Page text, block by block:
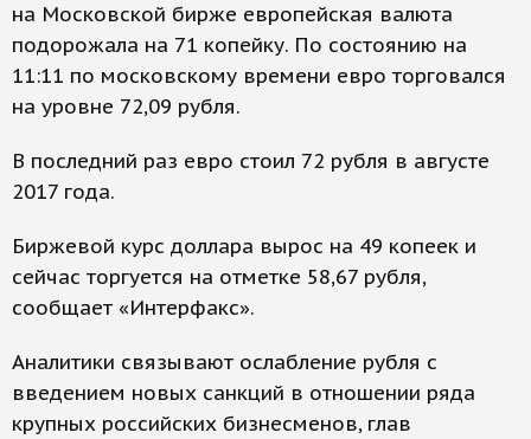
на Московской бирже европейская валюта
подорожала на 71 копейку. По состоянию на
11:11 по московскому времени евро торговался
на уровне 72,09 рубля.
В последний раз евро стоил 72 рубля в августе
2017 года.
Биржевой курс доллара вырос на 49 копеек и
сейчас торгуется на отметке 58,67 рубля,
сообщает «Интерфакс».
Аналитики связывают ослабление рубля с
введением новых санкций в отношении ряда
крупных российских бизнесменов, глав